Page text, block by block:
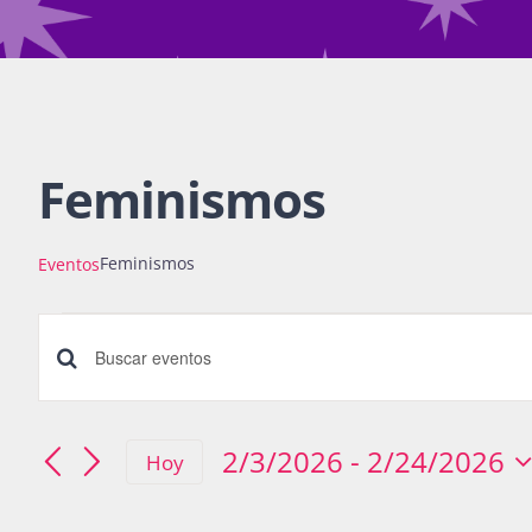
Feminismos
EventosFeminismos
Eventos
Búsqueda
y
Introduce
palabra
Hoy 2/3/2026 - 2/24/2026